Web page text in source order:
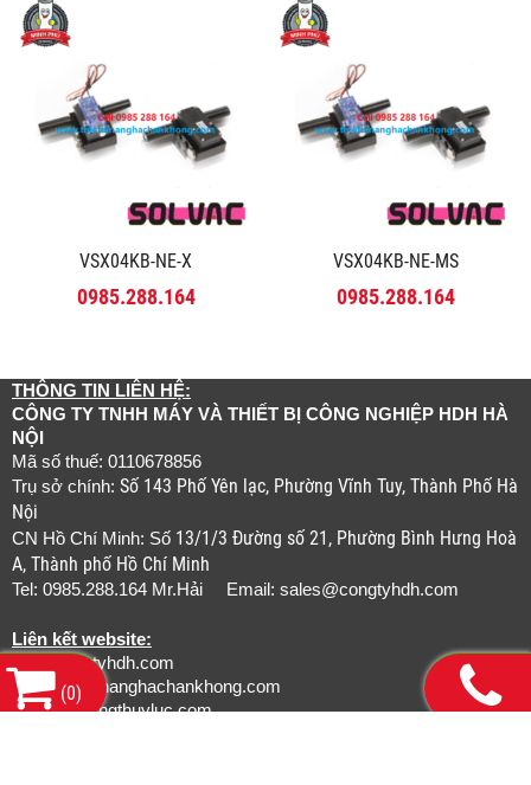
VSX04KB-NE-X
0985.288.164
VSX04KB-NE-MS
0985.288.164
THÔNG TIN LIÊN HỆ:
CÔNG TY TNHH MÁY VÀ THIẾT BỊ CÔNG NGHIỆP HDH HÀ
NỘI
Mã số thuế: 0110678856
Trụ sở chính: Số 143 Phố Yên lạc, Phường Vĩnh Tuy, Thành Phố Hà
Nội
CN Hồ Chí Minh: Số 13/1/3 Đường số 21, Phường Bình Hưng Hoà
A, Thành phố Hồ Chí Minh
Tel: 0985.288.164 Mr.Hải Email: sales@congtyhdh.com
Liên kết website:
www.congtyhdh.com
www.thietbinanghachankhong.com
www.bamongthuyluc.com
(0)